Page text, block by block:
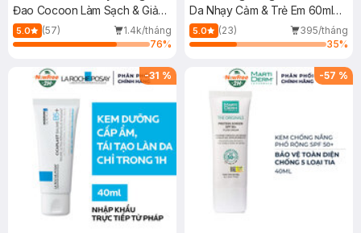
Đao Cocoon Làm Sạch & Giảm
Dầu 500ml
5.0 (57)
1.4k/tháng
76%
Da Nhạy Cảm & Trẻ Em 60ml
(Mới)
5.0 (23)
395/tháng
35%
-31 % -57 %